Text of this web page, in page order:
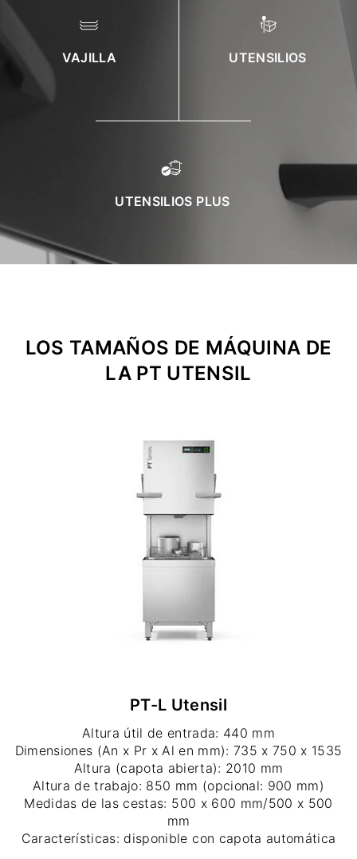
VAJILLA UTENSILIOS
UTENSILIOS PLUS
LOS TAMAÑOS DE MÁQUINA DE
LA PT UTENSIL
PT-L Utensil
Altura útil de entrada: 440 mm
Dimensiones (An x Pr x Al en mm): 735 x 750 x 1535
Altura (capota abierta): 2010 mm
Altura de trabajo: 850 mm (opcional: 900 mm)
Medidas de las cestas: 500 x 600 mm/500 x 500
mm
Características: disponible con capota automática